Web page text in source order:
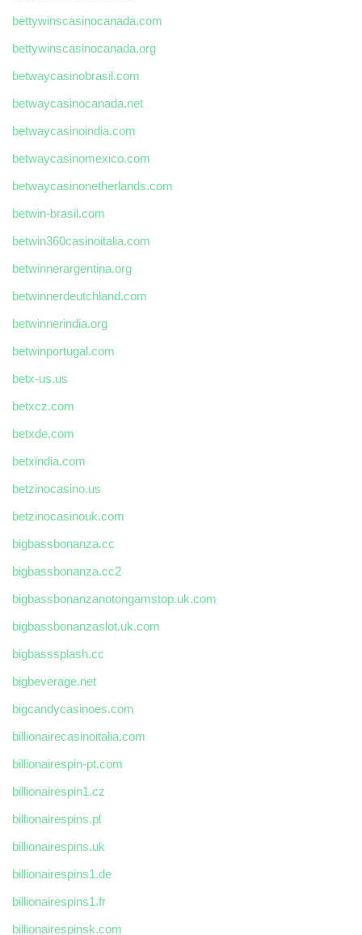
bettywinscasinocanada.com
bettywinscasinocanada.org
betwaycasinobrasil.com
betwaycasinocanada.net
betwaycasinoindia.com
betwaycasinomexico.com
betwaycasinonetherlands.com
betwin-brasil.com
betwin360casinoitalia.com
betwinnerargentina.org
betwinnerdeutchland.com
betwinnerindia.org
betwinportugal.com
betx-us.us
betxcz.com
betxde.com
betxindia.com
betzinocasino.us
betzinocasinouk.com
bigbassbonanza.cc
bigbassbonanza.cc2
bigbassbonanzanotongamstop.uk.com
bigbassbonanzaslot.uk.com
bigbasssplash.cc
bigbeverage.net
bigcandycasinoes.com
billionairecasinoitalia.com
billionairespin-pt.com
billionairespin1.cz
billionairespins.pl
billionairespins.uk
billionairespins1.de
billionairespins1.fr
billionairespinsk.com